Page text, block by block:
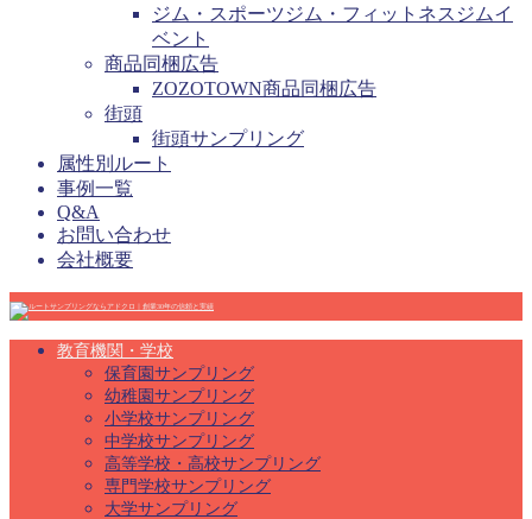
ジム・スポーツジム・フィットネスジムイ
ベント
商品同梱広告
ZOZOTOWN商品同梱広告
街頭
街頭サンプリング
属性別ルート
事例一覧
Q&A
お問い合わせ
会社概要
教育機関・学校
保育園サンプリング
幼稚園サンプリング
小学校サンプリング
中学校サンプリング
高等学校・高校サンプリング
専門学校サンプリング
大学サンプリング